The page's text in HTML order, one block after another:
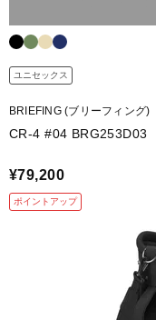
ユニセックス
BRIEFING (ブリーフィング)
CR-4 #04 BRG253D03
¥79,200
ポイントアップ